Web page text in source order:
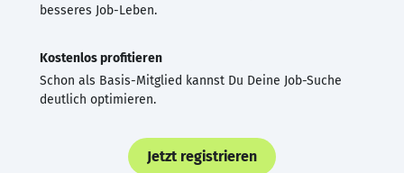
besseres Job-Leben.
Kostenlos profitieren
Schon als Basis-Mitglied kannst Du Deine Job-Suche
deutlich optimieren.
Jetzt registrieren